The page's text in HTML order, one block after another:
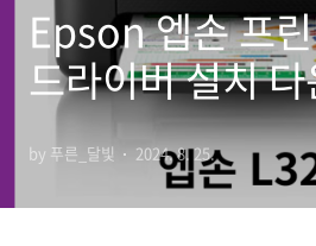
Epson 엡손 프
드라이버 설치
by 푸른_달빛 2024. 8. 25.